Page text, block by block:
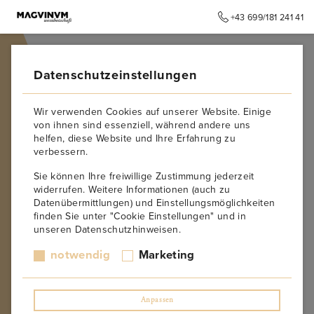
+43 699/181 241 41
Datenschutzeinstellungen
Wir verwenden Cookies auf unserer Website. Einige
von ihnen sind essenziell, während andere uns
helfen, diese Website und Ihre Erfahrung zu
verbessern.
Sie können Ihre freiwillige Zustimmung jederzeit
widerrufen. Weitere Informationen (auch zu
Datenübermittlungen) und Einstellungsmöglichkeiten
finden Sie unter "Cookie Einstellungen" und in
unseren Datenschutzhinweisen.
notwendig Marketing
Anpassen